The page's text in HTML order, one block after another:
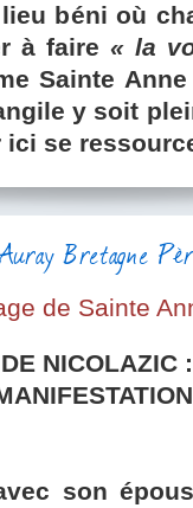
béni où
à faire « la
Sainte
y soit
se
Bretagne
de Sainte
NICOLAZIC
son